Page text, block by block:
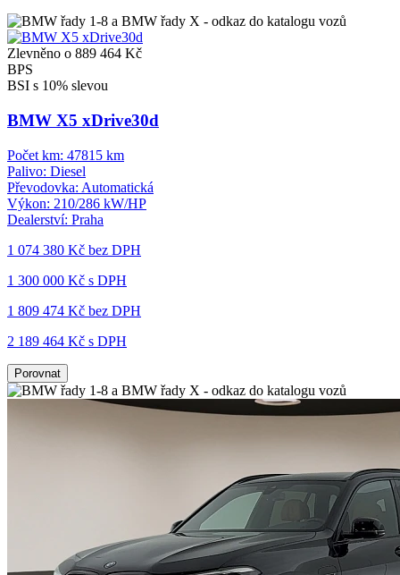
Zlevněno o 889 464 Kč
BPS
BSI s 10% slevou
BMW X5 xDrive30d
Počet km: 47815 km
Palivo: Diesel
Převodovka: Automatická
Výkon: 210/286 kW/HP
Dealerství: Praha
1 074 380 Kč bez DPH
1 300 000 Kč s DPH
1 809 474 Kč bez DPH
2 189 464 Kč s DPH
Porovnat